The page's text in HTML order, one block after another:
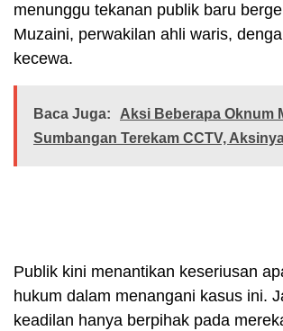
menunggu tekanan publik baru
Muzaini, perwakilan ahli waris,
kecewa.
Baca Juga:
Aksi Beberapa Oknum
Sumbangan Terekam CCTV,
Publik kini menantikan keseriusan
hukum dalam menangani kasus ini.
keadilan hanya berpihak pada